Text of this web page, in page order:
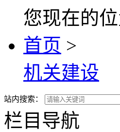
您现在的位
首页 >
机关建设
站内搜索：
栏目导航